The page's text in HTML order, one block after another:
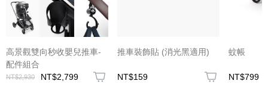
高景觀雙向秒收嬰兒推車-
配件組合
NT$2,930 NT$2,799
推車裝飾貼 (消光黑適用)
NT$159
蚊帳
NT$799